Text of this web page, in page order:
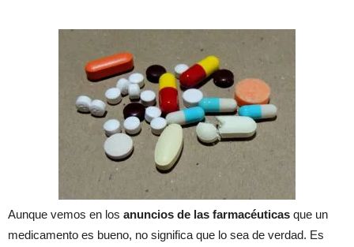
Aunque vemos en los anuncios de las farmacéuticas que un
medicamento es bueno, no significa que lo sea de verdad. Es